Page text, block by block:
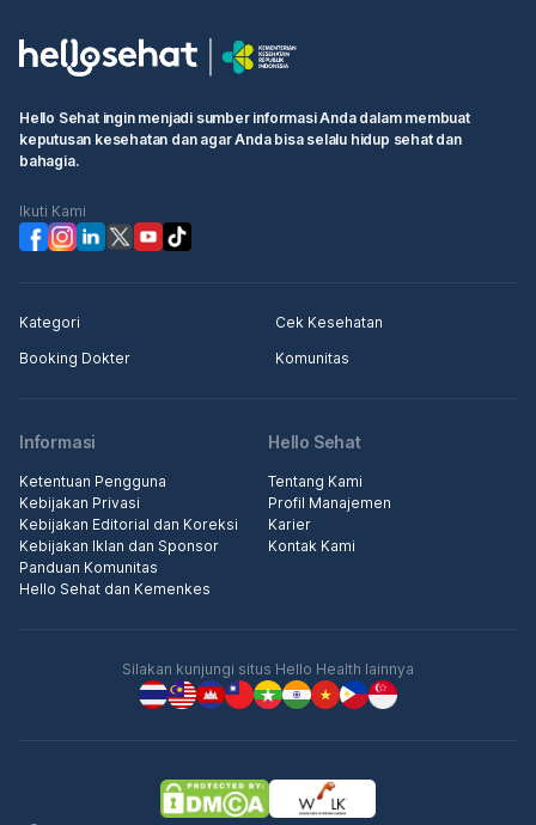
Hello Sehat ingin menjadi sumber informasi Anda dalam membuat
keputusan kesehatan dan agar Anda bisa selalu hidup sehat dan
bahagia.
Ikuti Kami
Kategori
Cek Kesehatan
Booking Dokter
Komunitas
Informasi
Ketentuan Pengguna
Kebijakan Privasi
Kebijakan Editorial dan Koreksi
Kebijakan Iklan dan Sponsor
Panduan Komunitas
Hello Sehat dan Kemenkes
Hello Sehat
Tentang Kami
Profil Manajemen
Karier
Kontak Kami
Silakan kunjungi situs Hello Health lainnya